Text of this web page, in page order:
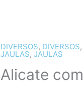
DIVERSOS, DIVERSOS,
JAULAS, JAULAS
Alicate
Quantidade
Alicate